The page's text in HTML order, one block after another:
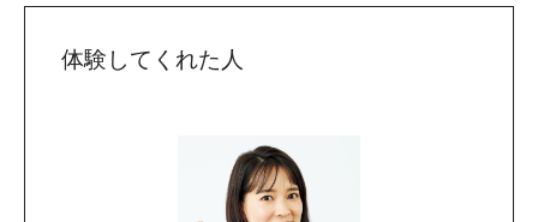
体験してくれた人